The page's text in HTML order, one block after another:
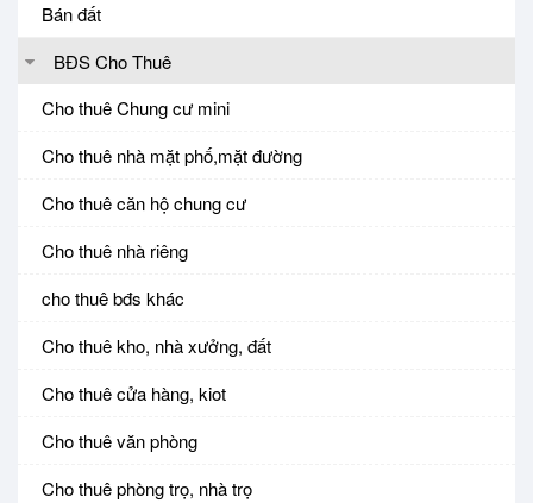
Bán đất
BĐS Cho Thuê
Cho thuê Chung cư mini
Cho thuê nhà mặt phố,mặt đường
Cho thuê căn hộ chung cư
Cho thuê nhà riêng
cho thuê bđs khác
Cho thuê kho, nhà xưởng, đất
Cho thuê cửa hàng, kiot
Cho thuê văn phòng
Cho thuê phòng trọ, nhà trọ